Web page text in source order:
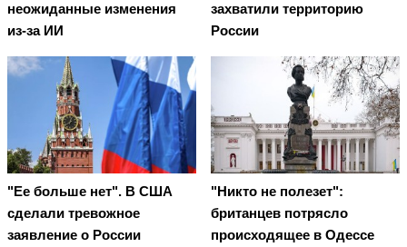
неожиданные изменения
из-за ИИ
захватили территорию
России
"Ее больше нет". В США
сделали тревожное
заявление о России
"Никто не полезет":
британцев потрясло
происходящее в Одессе